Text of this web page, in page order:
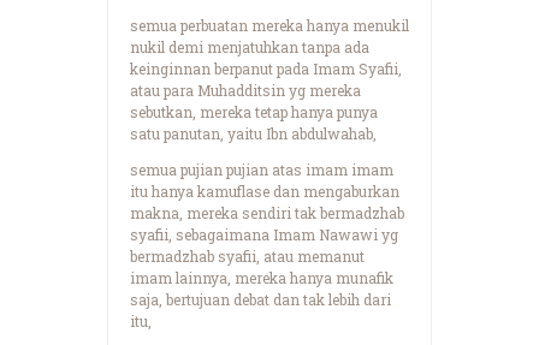
semua perbuatan mereka hanya menukil
nukil demi menjatuhkan tanpa ada
keinginnan berpanut pada Imam Syafii,
atau para Muhadditsin yg mereka
sebutkan, mereka tetap hanya punya
satu panutan, yaitu Ibn abdulwahab,
semua pujian pujian atas imam imam
itu hanya kamuflase dan mengaburkan
makna, mereka sendiri tak bermadzhab
syafii, sebagaimana Imam Nawawi yg
bermadzhab syafii, atau memanut
imam lainnya, mereka hanya munafik
saja, bertujuan debat dan tak lebih dari
itu,